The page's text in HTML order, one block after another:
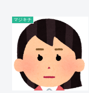
マジキチ